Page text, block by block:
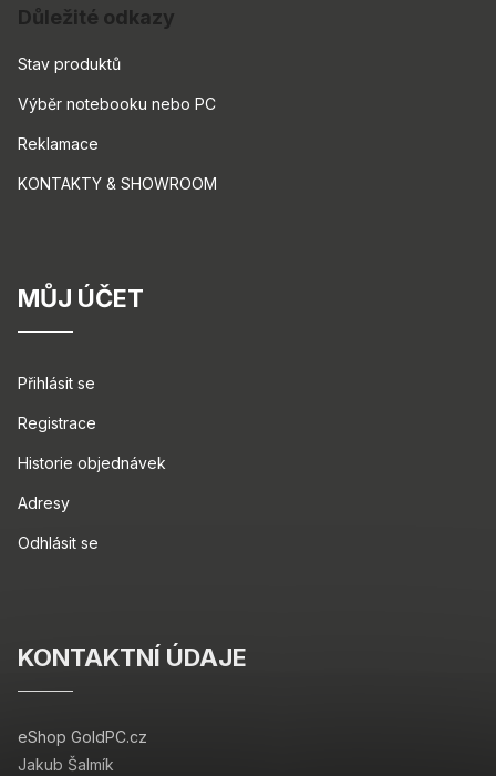
Důležité odkazy
Stav produktů
Výběr notebooku nebo PC
Reklamace
KONTAKTY & SHOWROOM
MŮJ ÚČET
Přihlásit se
Registrace
Historie objednávek
Adresy
Odhlásit se
KONTAKTNÍ ÚDAJE
eShop GoldPC.cz
Jakub Šalmík